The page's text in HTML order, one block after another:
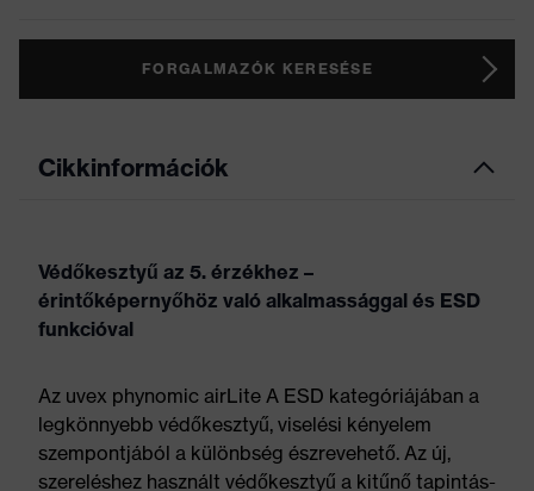
FORGALMAZÓK KERESÉSE
Cikkinformációk
Védőkesztyű az 5. érzékhez –
érintőképernyőhöz való alkalmassággal és ESD
funkcióval
Az uvex phynomic airLite A ESD kategóriájában a
legkönnyebb védőkesztyű, viselési kényelem
szempontjából a különbség észrevehető. Az új,
szereléshez használt védőkesztyű a kitűnő tapintás-